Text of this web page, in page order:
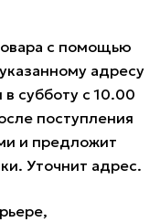
с помощью
адресу
субботу с 10.00
поступления
и предложит
Уточнит адрес.